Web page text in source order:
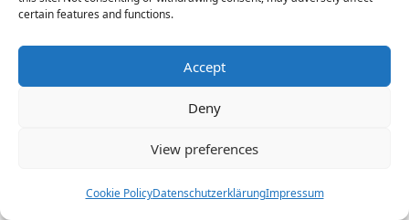
certain features and functions.
Accept
Deny
View preferences
Cookie PolicyDatenschutzerklärungImpressum
sind oft ebenso praktisch orientiert und
bieten ähnliche Chancen, eine erfolgreiche
Karriere in der Herstellungsindustrie zu
Berufsbezeichnung
der Ausbildung